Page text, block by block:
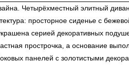
Четырёхместный элитный
просторное сиденье с
серией декоративных
прострочка, а основание
панелей с золотистыми